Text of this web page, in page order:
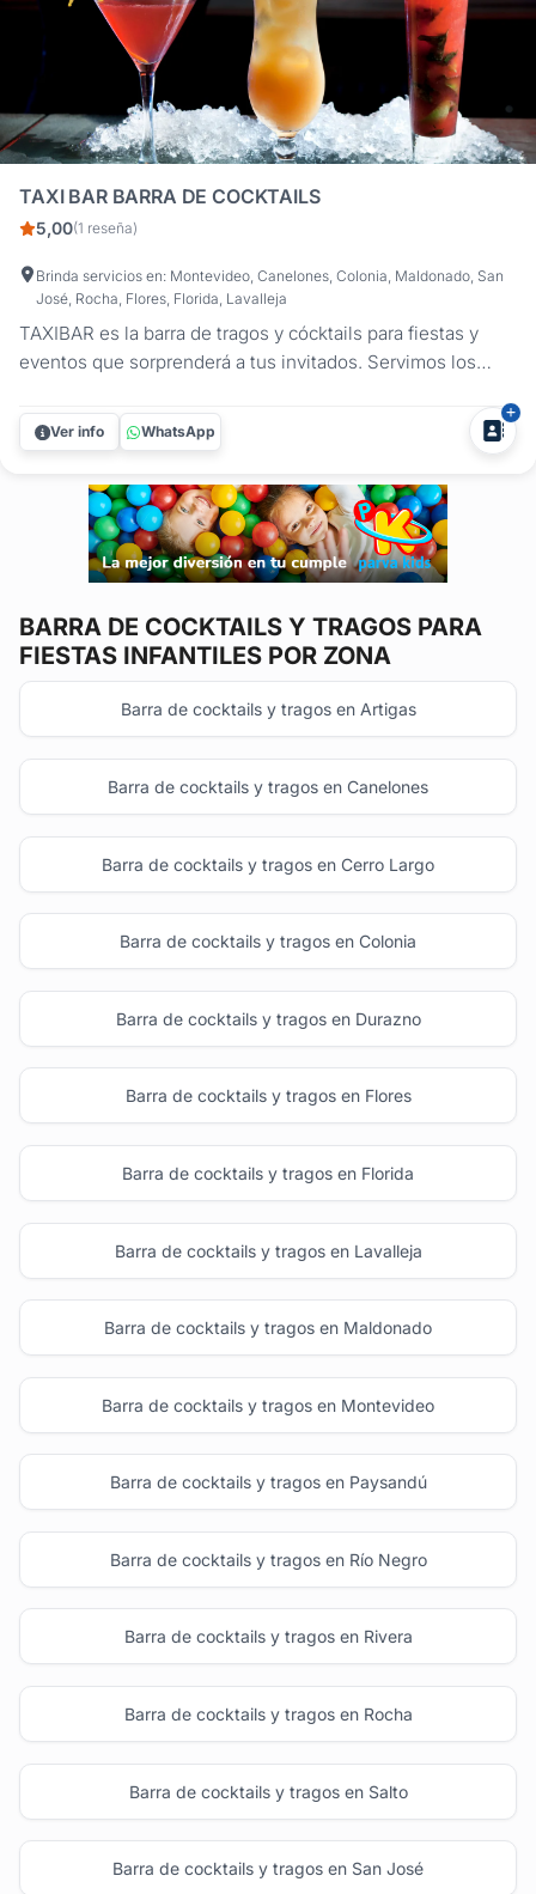
TAXI BAR BARRA DE COCKTAILS
5,00(1 reseña)
Brinda servicios en: Montevideo, Canelones, Colonia, Maldonado, San
José, Rocha, Flores, Florida, Lavalleja
TAXIBAR es la barra de tragos y cócktails para fiestas y
eventos que sorprenderá a tus invitados. Servimos los
de las marcas de primer nivel como: RON BACARDI,
VODKA SMIRNOFF, FERNET BRANCA, VELHO BARREIRO.
Ver info WhatsApp
BARRA DE COCKTAILS Y TRAGOS PARA
FIESTAS INFANTILES POR ZONA
Barra de cocktails y tragos en Artigas
Barra de cocktails y tragos en Canelones
Barra de cocktails y tragos en Cerro Largo
Barra de cocktails y tragos en Colonia
Barra de cocktails y tragos en Durazno
Barra de cocktails y tragos en Flores
Barra de cocktails y tragos en Florida
Barra de cocktails y tragos en Lavalleja
Barra de cocktails y tragos en Maldonado
Barra de cocktails y tragos en Montevideo
Barra de cocktails y tragos en Paysandú
Barra de cocktails y tragos en Río Negro
Barra de cocktails y tragos en Rivera
Barra de cocktails y tragos en Rocha
Barra de cocktails y tragos en Salto
Barra de cocktails y tragos en San José